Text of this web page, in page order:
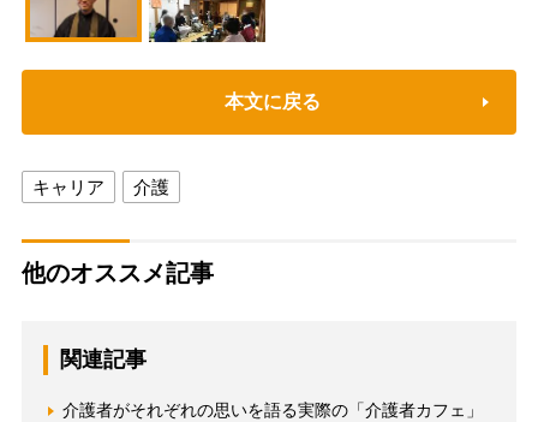
本文に戻る
キャリア 介護
他のオススメ記事
関連記事
介護者がそれぞれの思いを語る実際の「介護者カフェ」